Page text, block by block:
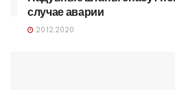
случае аварии
20.12.2020